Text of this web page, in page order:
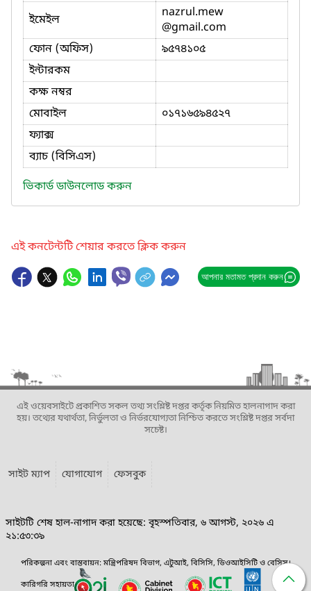
ইমেইল
nazrul.mew
@gmail.com
ফোন (অফিস)
৯৫৭৪১০৫
ইন্টারকম
কক্ষ নম্বর
মোবাইল
০১৭১৬৫৯৪৫২৭
ফ্যাক্স
ব্যাচ (বিসিএস)
ভিকার্ড ডাউনলোড করুন
এই কনটেন্টটি শেয়ার করতে ক্লিক করুন
আপনার মতামত প্রদান করুন
এই ওয়েবসাইটে প্রকাশিত সকল তথ্য সংশ্লিষ্ট দপ্তর কর্তৃক নিয়মিত হালনাগাদ করা
হয়। তথ্যের যথার্থতা, নির্ভুলতা ও নির্ভরযোগ্যতা নিশ্চিত করতে সংশ্লিষ্ট দপ্তর সর্বদা
সচেষ্ট।
সাইট ম্যাপ যোগাযোগ ফেসবুক
সাইটটি শেষ হাল-নাগাদ করা হয়েছে: বৃহস্পতিবার, ৬ আগস্ট, ২০২৬ এ
২১:৫৩:৩৯
পরিকল্পনা এবং বাস্তবায়ন: মন্ত্রিপরিষদ বিভাগ, এটুআই, বিসিসি, ডিওআইসিটি ও বেসিস।
কারিগরি সহায়তা